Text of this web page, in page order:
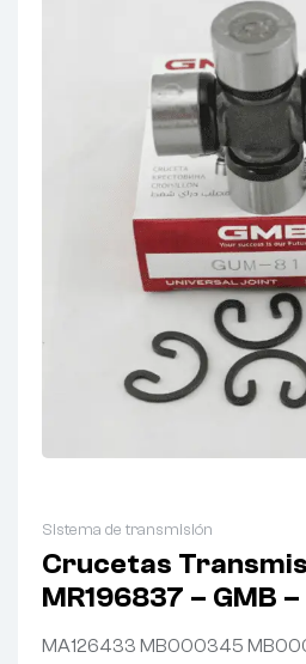
Sistema de transmisión
Crucetas
MR196837 – GMB
MA126433 MB000345